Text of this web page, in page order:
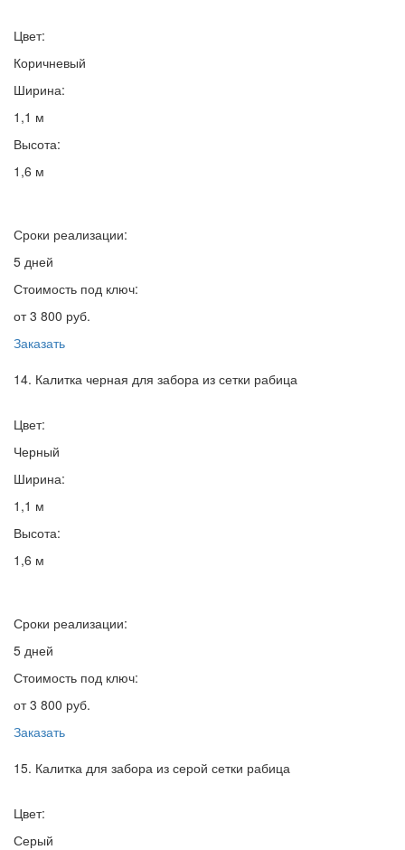
Цвет:
Коричневый
Ширина:
1,1 м
Высота:
1,6 м
Сроки реализации:
5 дней
Стоимость под ключ:
от 3 800 руб.
Заказать
14. Калитка черная для забора из сетки рабица
Цвет:
Черный
Ширина:
1,1 м
Высота:
1,6 м
Сроки реализации:
5 дней
Стоимость под ключ:
от 3 800 руб.
Заказать
15. Калитка для забора из серой сетки рабица
Цвет:
Серый